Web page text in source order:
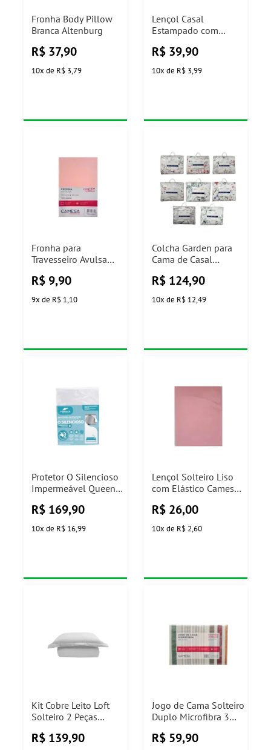
Fronha Body Pillow
Branca Altenburg
R$ 37,90
10x de R$ 3,79
Lençol Casal
Estampado com
(Modelos Sortidos)
R$ 39,90
10x de R$ 3,99
Fronha para
Travesseiro Avulsa
(Cores Sortidas)
R$ 9,90
9x de R$ 1,10
Colcha Garden para
Cama de Casal
(Cores Sortidas)
R$ 124,90
10x de R$ 12,49
Protetor O Silencioso
Impermeável Queen
R$ 169,90
10x de R$ 16,99
Lençol Solteiro Liso
com Elástico Camesa
R$ 26,00
10x de R$ 2,60
Kit Cobre Leito Loft
Solteiro 2 Peças
Camesa
R$ 139,90
Jogo de Cama Solteiro
Duplo Microfibra 3
(Modelos Sortidos)
R$ 59,90